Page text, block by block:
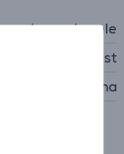
bezvadu pele
Trust
melna